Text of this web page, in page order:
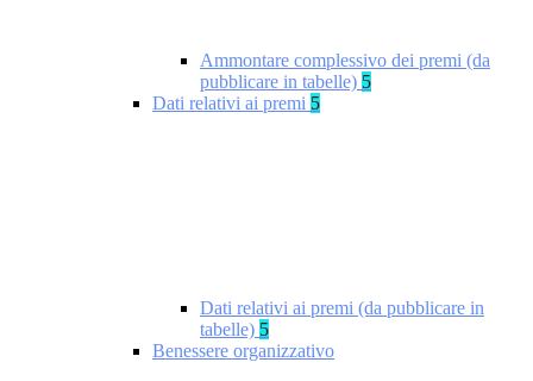
Ammontare complessivo dei premi (da
pubblicare in tabelle) 5
Dati relativi ai premi 5
Dati relativi ai premi (da pubblicare in
tabelle) 5
Benessere organizzativo